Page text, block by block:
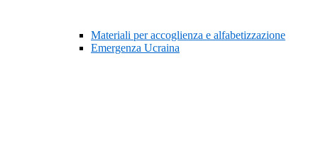
Materiali per accoglienza e alfabetizzazione
Emergenza Ucraina